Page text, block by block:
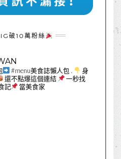
破10萬粉絲
#menu美食誌懶人包 .
身
還不點爆這個連結
一秒找
記 當美食家